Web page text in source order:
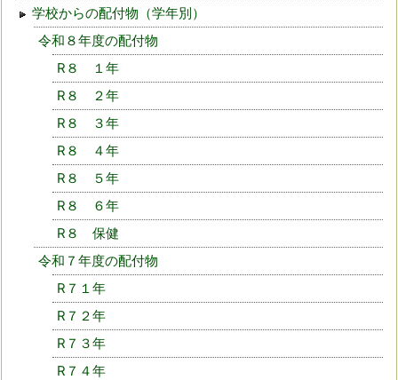
学校からの配付物（学年別）
令和８年度の配付物
R８ １年
R８ ２年
R８ ３年
R８ ４年
R８ ５年
R８ ６年
R８ 保健
令和７年度の配付物
R７１年
R７２年
R７３年
R７４年